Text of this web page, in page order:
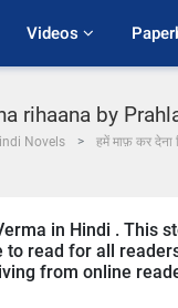
Videos
rihaana by
Novels हमें माफ़ कर देना
in Hindi . This
read for all
from online